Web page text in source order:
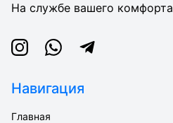
На службе вашего комфорта
InstagramWhatsappTelegram
Навигация
Главная